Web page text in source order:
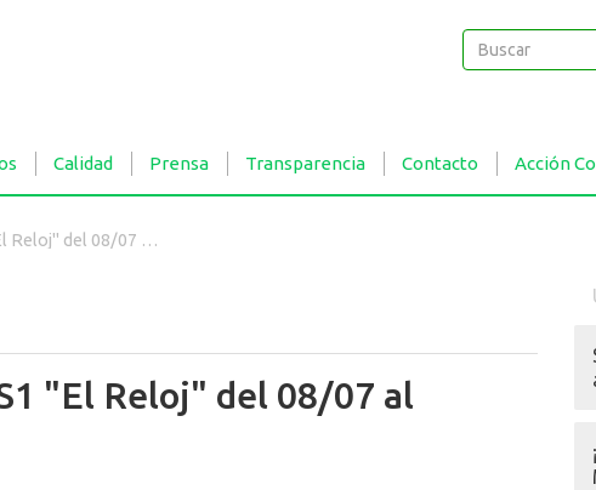
Buscar
Buscar
Calidad Prensa Transparencia Contacto Acción
del 08/07 al 14/07
"El Reloj" del 08/07 al